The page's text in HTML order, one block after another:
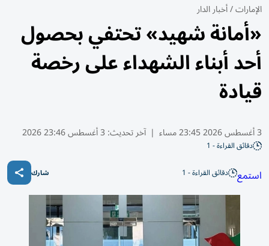
الإمارات/أخبار الدار
«أمانة شهيد» تحتفي بحصول
أحد أبناء الشهداء على رخصة
قيادة
3 أغسطس 2026 23:45 مساء | آخر تحديث: 3 أغسطس 23:46 2026
دقائق القراءة - 1
استمع دقائق القراءة - 1 شارك